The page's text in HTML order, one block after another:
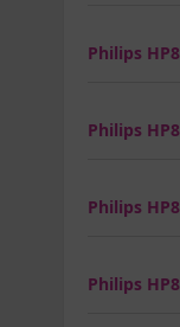
Philips
Philips
Philips
Philips